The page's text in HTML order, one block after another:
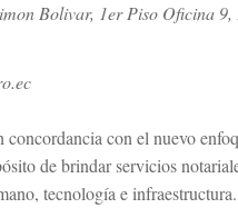
Bolivar, 1er Piso Oficina
concordancia con el nuevo
de brindar servicios
tecnología e infraestructura.